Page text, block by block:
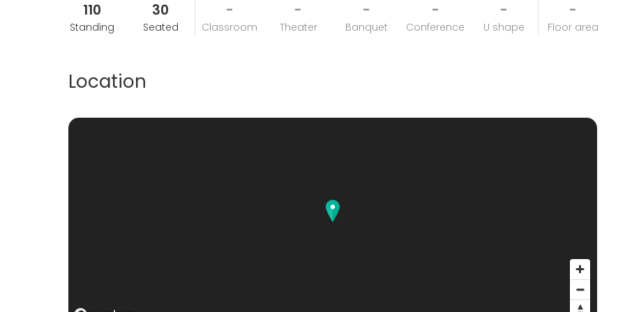
-Todos los precios incluyen IVA.
110
Standing
30
Seated
-
Classroom
-
Theater
-
Banquet
-
Conference
-
U shape
-
Floor area
Location